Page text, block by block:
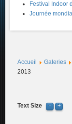
Festival Indoor
Journée
Accueil Galeries
2013
Text Size